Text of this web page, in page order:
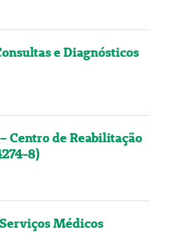
e Diagnósticos
Centro de Reabilitação
8)
Médicos